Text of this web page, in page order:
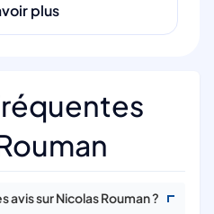
plus
sur Nicolas Rouman ?